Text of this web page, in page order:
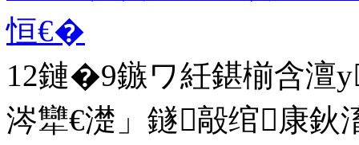
恒€�
12鏈�9鏃ワ紝鍖椾含澶
涔犫€濋」鐩毃绾康